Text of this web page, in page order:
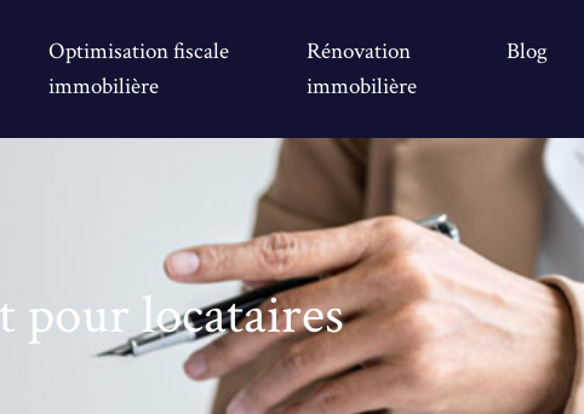
Optimisation fiscale
immobilière
Rénovation
immobilière
Blog
pour locataires